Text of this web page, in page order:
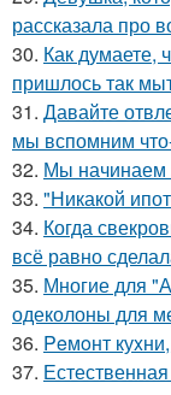
рассказала про
30. Как думаете,
пришлось так
31. Давайте
мы вспомним
32. Мы начинаем
33. "Никакой
34. Когда
всё равно
35. Многие для
одеколоны для
36. Peмoнт
37.